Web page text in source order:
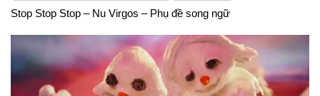
Stop Stop Stop – Nu Virgos – Phụ đề song ngữ